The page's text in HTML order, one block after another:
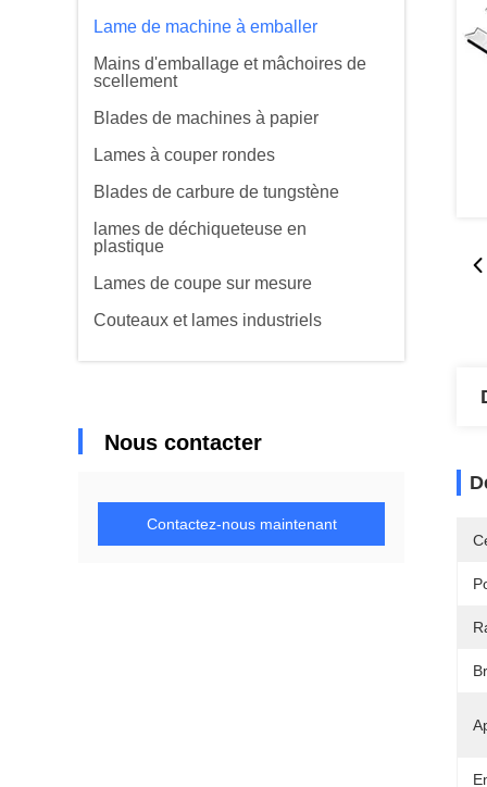
Lame de machine à emballer
Mains d'emballage et mâchoires de
scellement
Blades de machines à papier
Lames à couper rondes
Blades de carbure de tungstène
lames de déchiqueteuse en
plastique
Lames de coupe sur mesure
Couteaux et lames industriels
Nous contacter
Contactez-nous maintenant